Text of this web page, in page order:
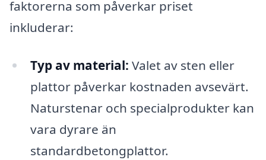
faktorerna som påverkar priset
inkluderar:
Typ av material: Valet av sten eller
plattor påverkar kostnaden avsevärt.
Naturstenar och specialprodukter kan
vara dyrare än
standardbetongplattor.